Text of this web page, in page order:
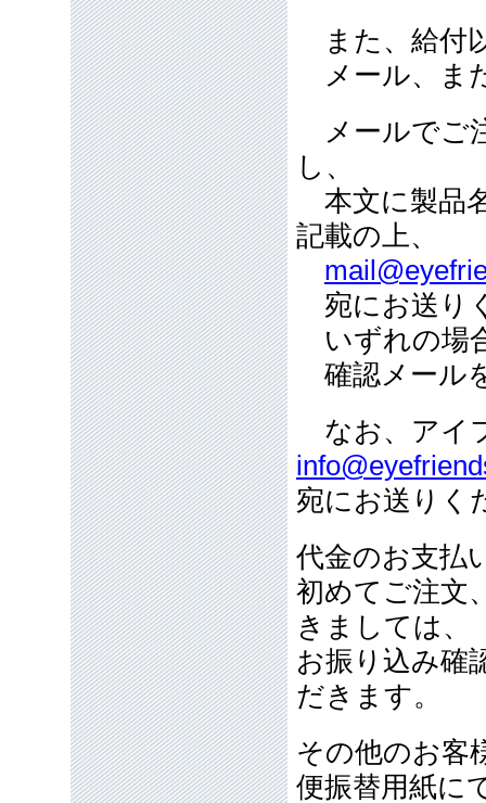
また、給付
メール、ま
メールでご
し、
本文に製品
記載の上、
宛にお送り
いずれの場
確認メール
なお、アイ
宛にお送りく
代金のお支払
初めてご注文
きましては、
お振り込み確
だきます。
その他のお客
便振替用紙に